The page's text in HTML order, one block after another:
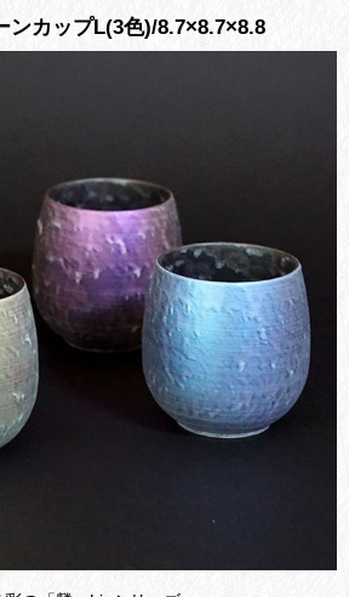
ンカップL(3色)/8.7×8.7×8.8